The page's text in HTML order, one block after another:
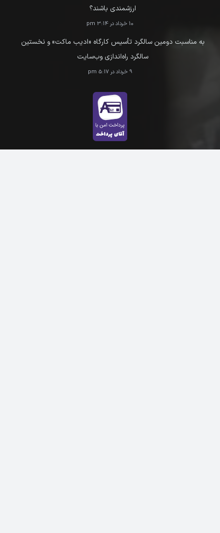
ارزشمندی باشند؟
10 خرداد در 3:14 pm
به مناسبت دومین سالگرد تأسیس کارگاه «ادیب ماکت» و نخستین
سالگرد راه‌اندازی وب‌سایت
9 خرداد در 5:17 pm